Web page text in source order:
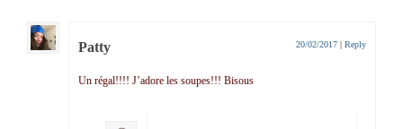
Patty 20/02/2017 | Reply
Un régal!!!! J’adore les soupes!!! Bisous